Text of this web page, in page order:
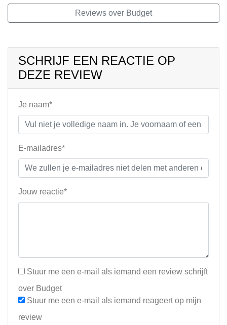
Reviews over Budget
SCHRIJF EEN REACTIE OP
DEZE REVIEW
Je naam*
E-mailadres*
Jouw reactie*
Stuur me een e-mail als iemand een review schrijft
over Budget
Stuur me een e-mail als iemand reageert op mijn
review